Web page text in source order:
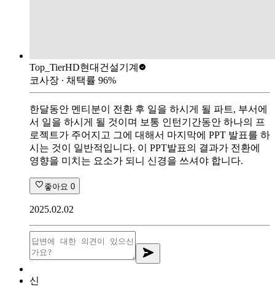
Top_TierHD현대건설기계
코사장 ∙ 채택률 96%
한달동안 멘티분이 전환 후 일을 하시게 될 파트, 부서에
서 일을 하시게 될 것이며 보통 인턴기간동안 하나의 프
로젝트가 주어지고 그에 대해서 마지막에 PPT 발표를 하
시는 것이 일반적입니다. 이 PPT발표의 결과가 전환에
영향을 미치는 요소가 되니 신경을 쓰셔야 합니다.
좋아요 0
2025.02.02
신